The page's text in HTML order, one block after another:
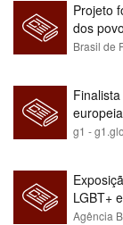
Projeto
dos
Brasil de
para
g1 -
LGBT+
Agência